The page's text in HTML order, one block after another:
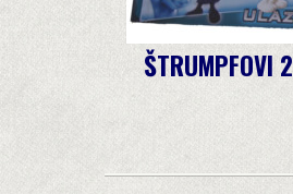
ŠTRUMPFOVI 2